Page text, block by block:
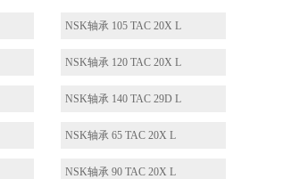
NSK轴承 105 TAC 20X L
NSK轴承 120 TAC 20X L
NSK轴承 140 TAC 29D L
NSK轴承 65 TAC 20X L
NSK轴承 90 TAC 20X L